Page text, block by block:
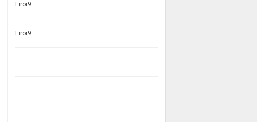
Error9
Error9